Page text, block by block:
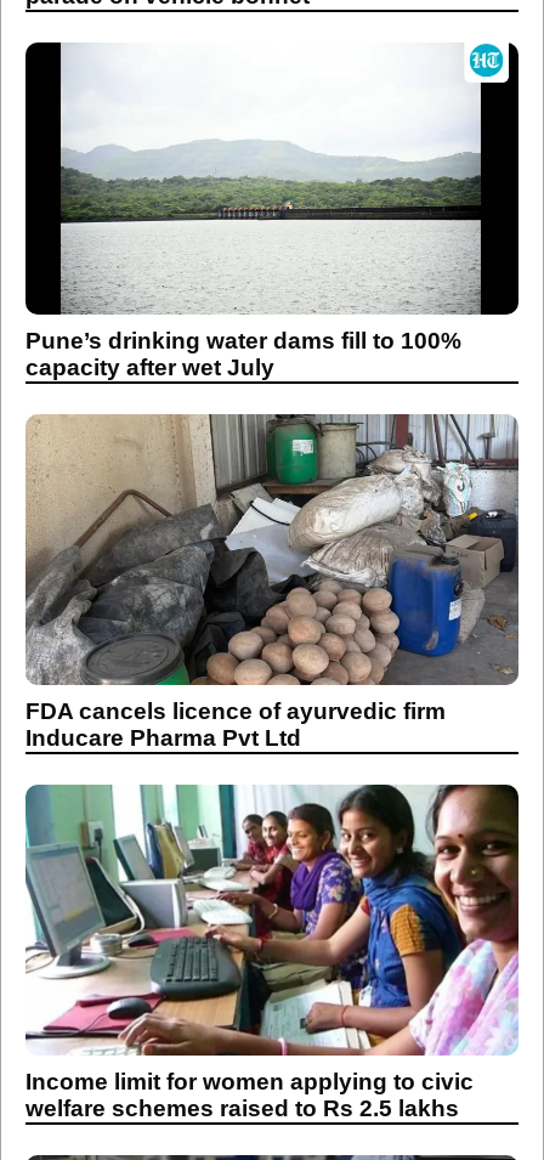
Pune’s drinking water dams fill to 100%
capacity after wet July
FDA cancels licence of ayurvedic firm
Inducare Pharma Pvt Ltd
Income limit for women applying to civic
welfare schemes raised to Rs 2.5 lakhs